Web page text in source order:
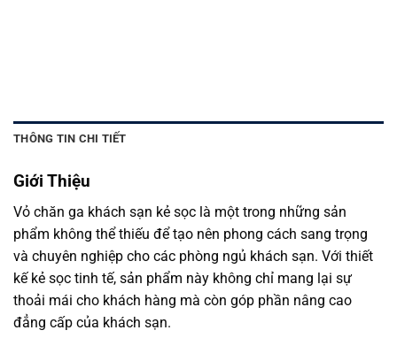
THÔNG TIN CHI TIẾT
Giới Thiệu
Vỏ chăn ga khách sạn kẻ sọc là một trong những sản
phẩm không thể thiếu để tạo nên phong cách sang trọng
và chuyên nghiệp cho các phòng ngủ khách sạn. Với thiết
kế kẻ sọc tinh tế, sản phẩm này không chỉ mang lại sự
thoải mái cho khách hàng mà còn góp phần nâng cao
đẳng cấp của khách sạn.